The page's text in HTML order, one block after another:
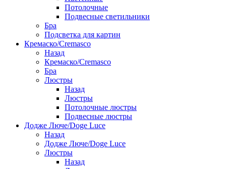
Потолочные
Подвесные светильники
Бра
Подсветка для картин
Кремаско/Cremasco
Назад
Кремаско/Cremasco
Бра
Люстры
Назад
Люстры
Потолочные люстры
Подвесные люстры
Додже Люче/Doge Luce
Назад
Додже Люче/Doge Luce
Люстры
Назад